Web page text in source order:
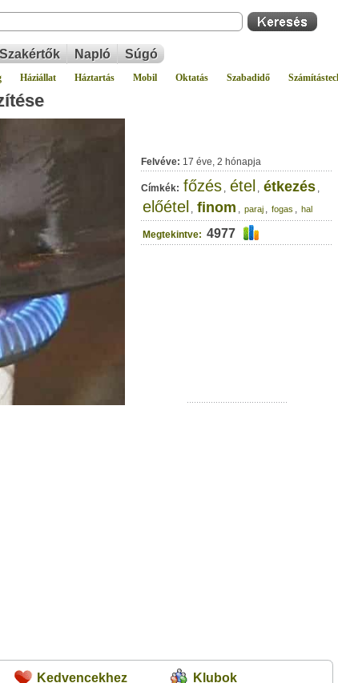
Szakértők Napló Súgó
Háziállat Háztartás Mobil Oktatás Szabadidő
Felvéve: 17 éve, 2 hónapja
Címkék: főzés , étel , étkezés ,
előétel , finom , paraj , fogas , hal
Megtekintve: 4977
Kedvencekhez
Klubok